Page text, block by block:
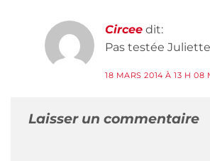
Circee dit:
Pas testée
18 MARS 2014 À 13 H 08
Laisser un commentaire